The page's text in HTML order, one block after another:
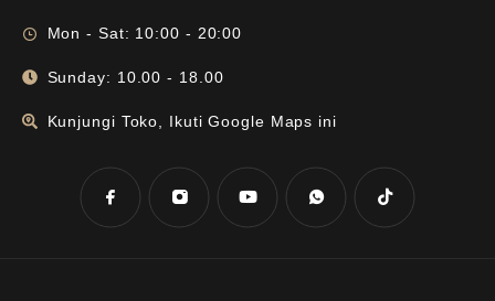
Mon - Sat: 10:00 - 20:00
Sunday: 10.00 - 18.00
Kunjungi Toko, Ikuti Google Maps ini